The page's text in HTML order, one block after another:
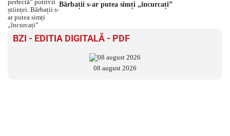
Bărbații s-ar putea simți „încurcați”
BZI - EDITIA DIGITALĂ - PDF
08 august 2026